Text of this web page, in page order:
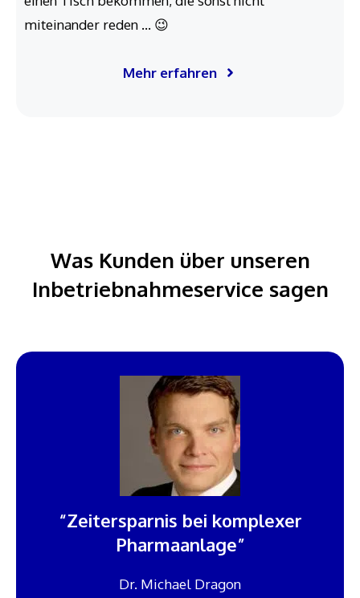
miteinander reden … 😉
Mehr erfahren
Was Kunden über unseren
Inbetriebnahmeservice sagen
“Zeitersparnis bei komplexer
Pharmaanlage”
Dr. Michael Dragon